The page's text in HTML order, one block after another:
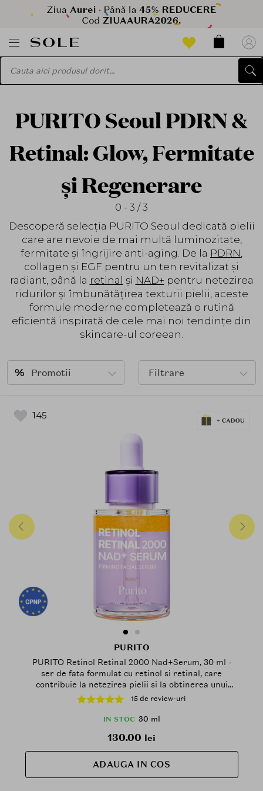
PURITO Seoul PDRN &
Retinal: Glow, Fermitate
și Regenerare
0 - 3 / 3
Descoperă selecția PURITO Seoul dedicată pielii
care are nevoie de mai multă luminozitate,
fermitate și îngrijire anti-aging. De la PDRN,
collagen și EGF pentru un ten revitalizat și
radiant, până la retinal și NAD+ pentru netezirea
ridurilor și îmbunătățirea texturii pielii, aceste
formule moderne completează o rutină
eficientă inspirată de cele mai noi tendințe din
skincare-ul coreean.
Promotii Filtrare
145
PURITO
PURITO Retinol Retinal 2000 Nad+Serum, 30 ml -
ser de fata formulat cu retinol si retinal, care
contribuie la netezirea pielii si la obtinerea unui
aspect mai uniform si mai luminos
15 de review-uri
IN STOC 30 ml
130.00 lei
ADAUGA IN COS